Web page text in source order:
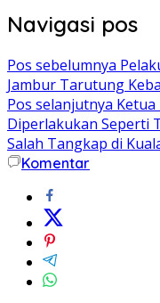
Navigasi pos
Pos sebelumnya
Jambur Tarutung
Pos selanjutnya
Diperlakukan Seperti
Salah Tangkap di
Komentar